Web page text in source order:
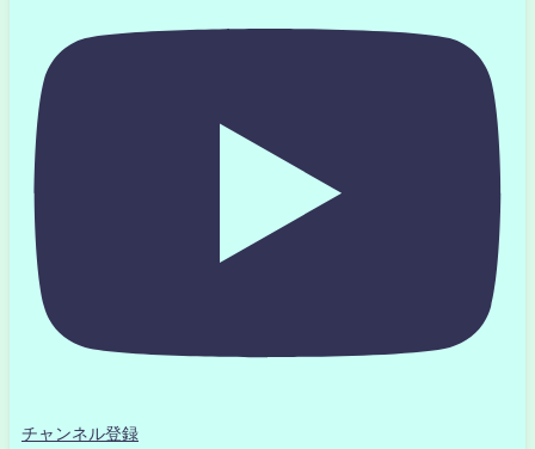
チャンネル登録